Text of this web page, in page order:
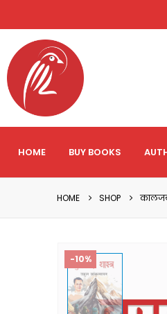
HOME BUY BOOKS
HOME SHOP
-10%